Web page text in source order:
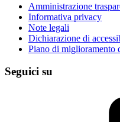
Amministrazione
Informativa privacy
Note legali
Dichiarazione di
Piano di miglioramento
Seguici su